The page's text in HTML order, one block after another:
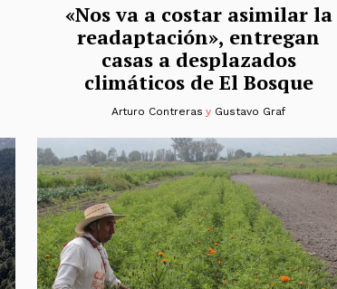
«Nos va a costar asimilar la
readaptación», entregan
casas a desplazados
climáticos de El Bosque
Arturo Contreras y Gustavo Graf